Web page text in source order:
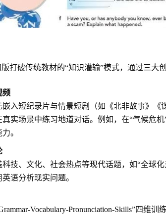
版打破传统教材的“知识灌输”模式，通过三大
频
嵌入短纪录片与情景短剧（如《北非故事》
真实场景中练习地道对话。例如，在“气候危
。
科技、文化、社会热点等现代话题，如“全球
语分析现实问题。
Vocabulary-Pronunciation-Skills”四维